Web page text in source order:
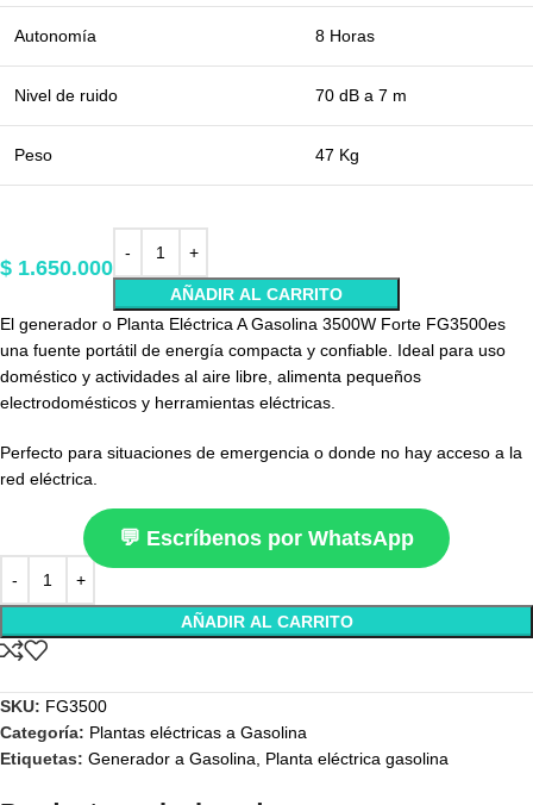
Autonomía 8 Horas
Nivel de ruido 70 dB a 7 m
Peso 47 Kg
$ 1.650.000
AÑADIR AL CARRITO
El generador o Planta Eléctrica A Gasolina 3500W Forte FG3500es
una fuente portátil de energía compacta y confiable. Ideal para uso
doméstico y actividades al aire libre, alimenta pequeños
electrodomésticos y herramientas eléctricas.
Perfecto para situaciones de emergencia o donde no hay acceso a la
red eléctrica.
💬 Escríbenos por WhatsApp
AÑADIR AL CARRITO
SKU: FG3500
Categoría: Plantas eléctricas a Gasolina
Etiquetas: Generador a Gasolina Planta eléctrica gasolina